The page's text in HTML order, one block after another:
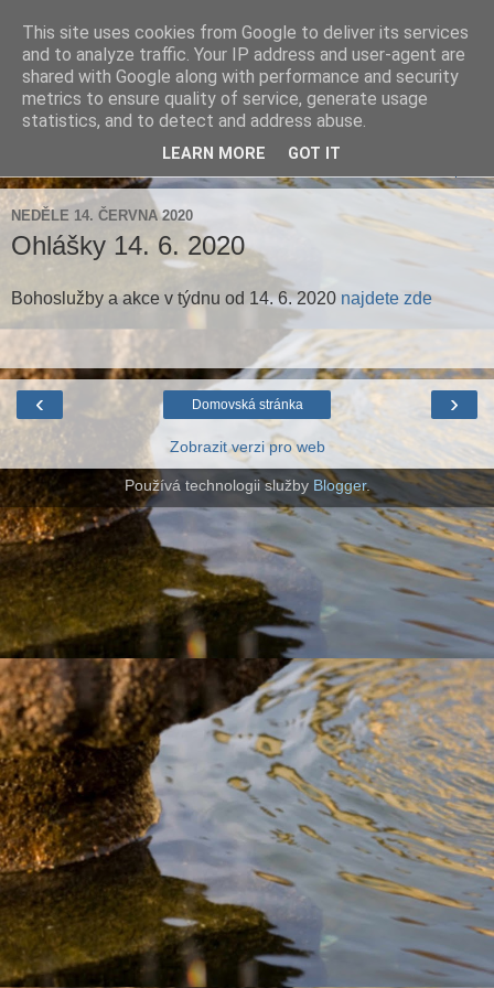
Farnost Brtnice
Aktuální informace pro farnosti Střížov a Brtnice
NEDĚLE 14. ČERVNA 2020
Ohlášky 14. 6. 2020
Bohoslužby a akce v týdnu od 14. 6. 2020 najdete zde
‹ ›
Domovská stránka
Zobrazit verzi pro web
Používá technologii služby Blogger.
This site uses cookies from Google to deliver its services
and to analyze traffic. Your IP address and user-agent are
shared with Google along with performance and security
metrics to ensure quality of service, generate usage
statistics, and to detect and address abuse.
LEARN MORE GOT IT